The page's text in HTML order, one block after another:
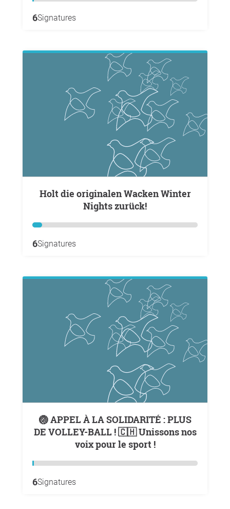
6Signatures
Holt die originalen Wacken Winter
Nights zurück!
6Signatures
🏐 APPEL À LA SOLIDARITÉ : PLUS
DE VOLLEY-BALL ! 🇨🇭 Unissons nos
voix pour le sport !
6Signatures